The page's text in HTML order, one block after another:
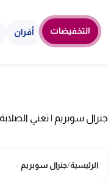
التخفيضات أفران
جنرال سوبريم | تعني الصلابة
الرئيسية/جنرال سوبريم